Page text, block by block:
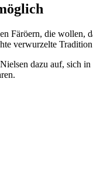
Färöern, die
verwurzelte Tradition
dazu auf, sich